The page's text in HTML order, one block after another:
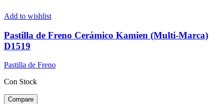
Add to wishlist
Pastilla de Freno Cerámico Kamien (Multi-Marca)
D1519
Pastilla de Freno
Con Stock
Compare